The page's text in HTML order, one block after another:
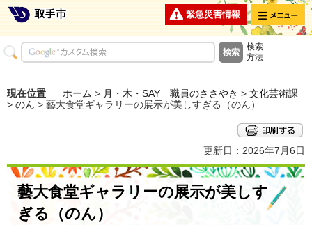
緊急災害情報 メニュー
検索
方法
現在位置 ホーム > 月・木・SAY 職員のささやき > 文化芸術課
> のん > 藝大食堂ギャラリーの展示が美しすぎる（のん）
更新日：2026年7月6日
藝大食堂ギャラリーの展示が美しす
ぎる（のん）